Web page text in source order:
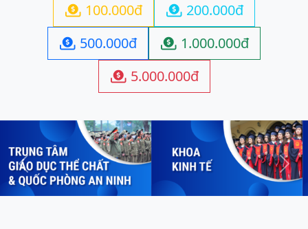
 100.000đ  200.000đ
 500.000đ  1.000.000đ
 5.000.000đ
Previous Next